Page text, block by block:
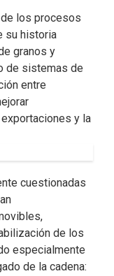
de los procesos
su historia
granos y
de sistemas de
entre
y la
cuestionadas
de los
especialmente
de la cadena: